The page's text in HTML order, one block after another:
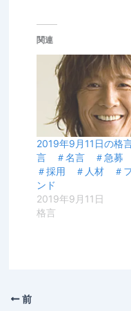
関連
2019年9月11日の
言 ＃名言 ＃急募
＃採用 ＃人材 ＃
ンド
2019年9月11日
格言
前